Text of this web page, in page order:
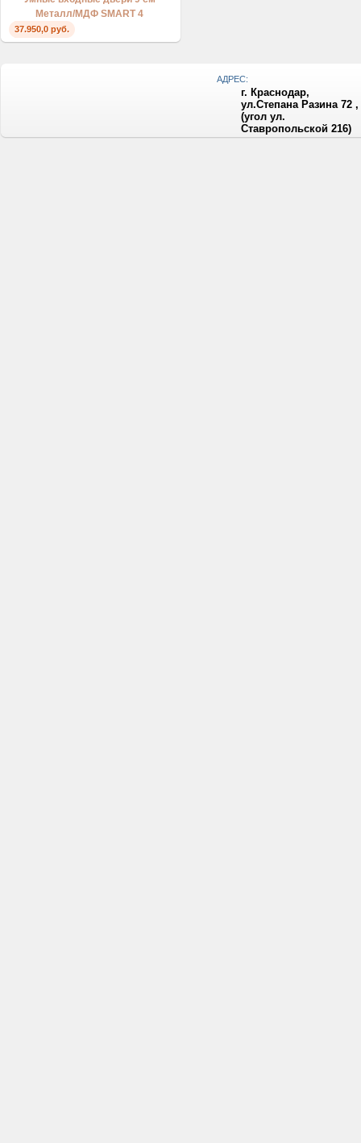
Металл/МДФ SMART 4
37.950,0 руб.
АДРЕС:
г. Краснодар,
ул.Степана Разина 72 ,
(угол ул.
Ставропольской 216)